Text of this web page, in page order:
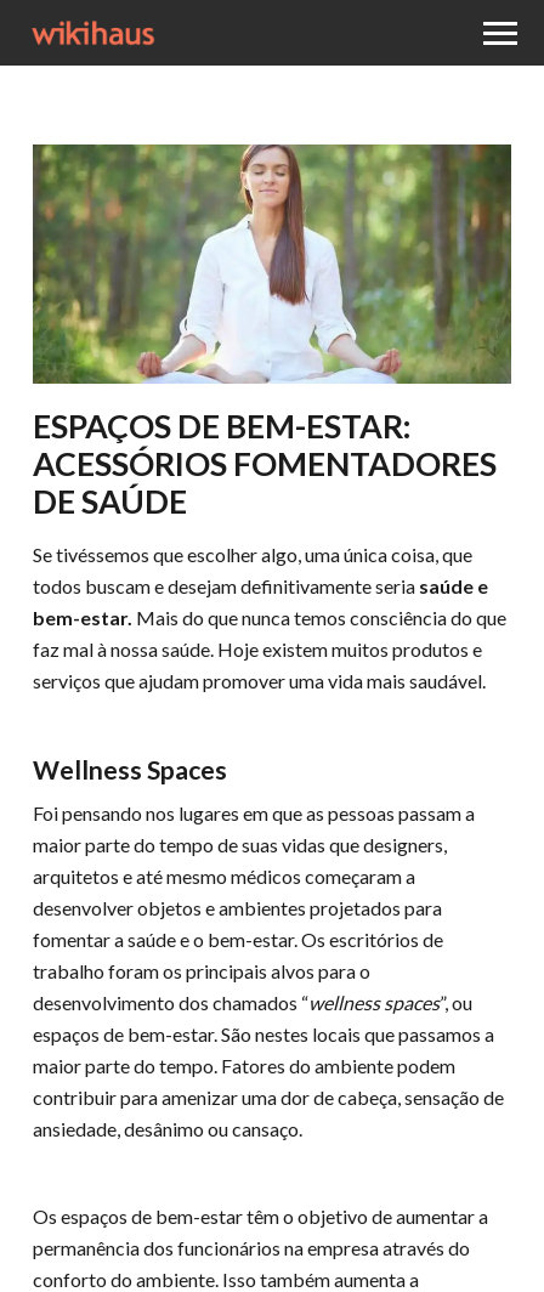
ESPAÇOS DE BEM-ESTAR:
ACESSÓRIOS FOMENTADORES
DE SAÚDE
Se tivéssemos que escolher algo, uma única coisa, que
todos buscam e desejam definitivamente seria saúde e
bem-estar. Mais do que nunca temos consciência do que
faz mal à nossa saúde. Hoje existem muitos produtos e
serviços que ajudam promover uma vida mais saudável.
Wellness Spaces
Foi pensando nos lugares em que as pessoas passam a
maior parte do tempo de suas vidas que designers,
arquitetos e até mesmo médicos começaram a
desenvolver objetos e ambientes projetados para
fomentar a saúde e o bem-estar. Os escritórios de
trabalho foram os principais alvos para o
desenvolvimento dos chamados “wellness spaces”, ou
espaços de bem-estar. São nestes locais que passamos a
maior parte do tempo. Fatores do ambiente podem
contribuir para amenizar uma dor de cabeça, sensação de
ansiedade, desânimo ou cansaço.
Os espaços de bem-estar têm o objetivo de aumentar a
permanência dos funcionários na empresa através do
conforto do ambiente. Isso também aumenta a